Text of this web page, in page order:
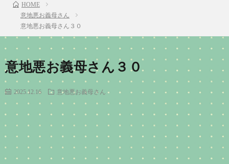
HOME
意地悪お義母さん
意地悪お義母さん３０
意地悪お義母さん３０
2025.12.16 意地悪お義母さん